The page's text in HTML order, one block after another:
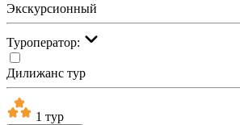
Экскурсионный
Туроператор:
Дилижанс тур
1 тур